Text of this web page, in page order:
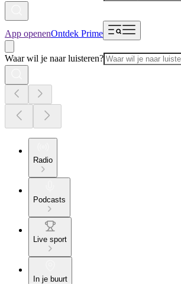
App openenOntdek Prime
Waar wil je naar luisteren?
Radio
Podcasts
Live sport
In je buurt